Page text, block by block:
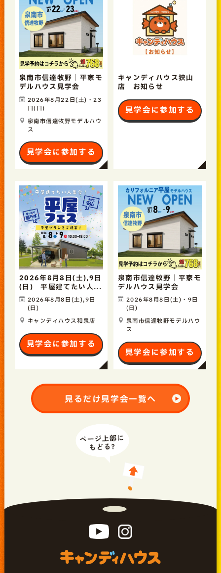
泉南市信達牧野｜平家モ
デルハウス見学会
2026年8月22日(土)・23
日(日)
泉南市信達牧野モデルハウ
ス
見学会に参加する
キャンディハウス狭山
店 お知らせ
見学会に参加する
2026年8月8日(土),9日
(日) 平屋建てたい人...
2026年8月8日(土),9日
(日)
キャンディハウス和泉店
見学会に参加する
泉南市信達牧野｜平家モ
デルハウス見学会
2026年8月8日(土)・9日
(日)
泉南市信達牧野モデルハウ
ス
見学会に参加する
見るだけ見学会一覧へ